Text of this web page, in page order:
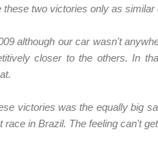
two victories only as similar
although our car wasn't
closer to the others. In
victories was the equally big
race in Brazil. The feeling can't